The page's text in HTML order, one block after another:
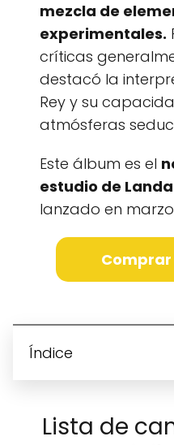
mezcla de
experimentales.
críticas
destacó la
Rey y su
atmósferas
Este álbum es el
estudio de Landa
lanzado en
Comprar
Índice
Lista de